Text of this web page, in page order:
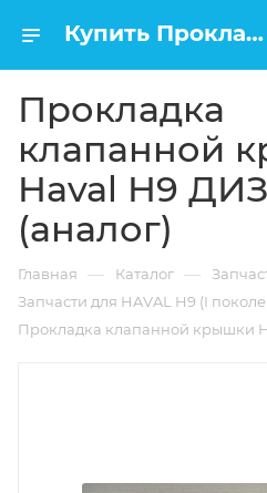
Купить Прокладка клапанной крышки Haval H9 ДИЗЕЛЬ (аналог) в Москве по низкой цене
Прокладка
клапанной
Haval H9
(аналог)
Главная — Каталог —
Запчасти для HAVAL H9 (I
Прокладка клапанной крышки